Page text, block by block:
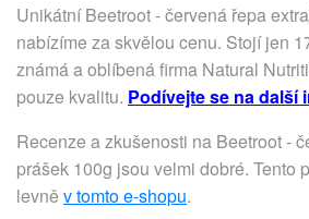
Unikátní Beetroot - červená řepa
nabízíme za skvělou cenu. Stojí jen
známá a oblíbená firma Natural
pouze kvalitu. Podívejte se na další
Recenze a zkušenosti na Beetroot -
prášek 100g jsou velmi dobré. Tento
levně v tomto e-shopu.